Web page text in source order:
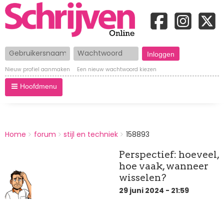
Gebruikersnaam Wachtwoord
Nieuw profiel aanmaken Een nieuw wachtwoord kiezen
Hoofdmenu
BREADCRUMBS
You
Home forum stijl en techniek 158893
Perspectief: hoeveel,
hoe vaak, wanneer
wisselen?
29 juni 2024 - 21:59